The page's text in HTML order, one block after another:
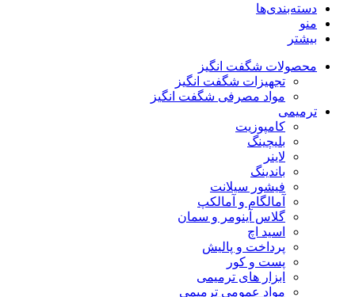
دسته‌بندی‌ها
منو
بیشتر
محصولات شگفت انگیز
تجهیزات شگفت انگیز
مواد مصرفی شگفت انگیز
ترمیمی
کامپوزیت
بلیچینگ
لاینر
باندینگ
فیشور سیلانت
آمالگام و آمالکپ
گلاس آینومر و سمان
اسید اچ
پرداخت و پالیش
پست و کور
ابزار های ترمیمی
مواد عمومی ترمیمی